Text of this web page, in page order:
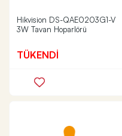
Hikvision DS-QAE0203G1-V
3W Tavan Hoparlörü
TÜKENDİ